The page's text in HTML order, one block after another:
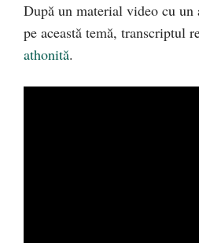
După un material video cu un
pe această temă, transcriptul
athonită.